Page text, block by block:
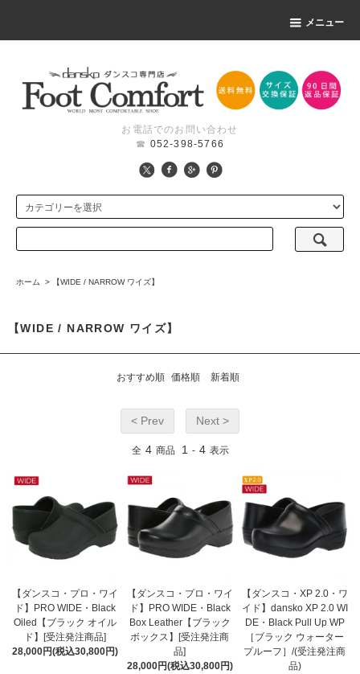
メニュー
お電話でのお問い合わせ
☎ 052-398-5766
ホーム > 【WIDE / NARROW ワイズ】
【WIDE / NARROW ワイズ】
おすすめ順 価格順 新着順
< Prev Next >
全 4 商品 1 - 4 表示
【ダンスコ・プロ・ワイ
ド】PRO WIDE・Black
Oiled【ブラック オイル
ド】[受注発注商品]
28,000円(税込30,800円)
【ダンスコ・プロ・ワイ
ド】PRO WIDE・Black
Box Leather【ブラック
ボックス】[受注発注商
品]
28,000円(税込30,800円)
【ダンスコ・XP 2.0・ワ
イド】dansko XP 2.0 WI
DE・Black Pull Up WP
［ブラック ウォーター
プルーフ］/(受注発注商
品)